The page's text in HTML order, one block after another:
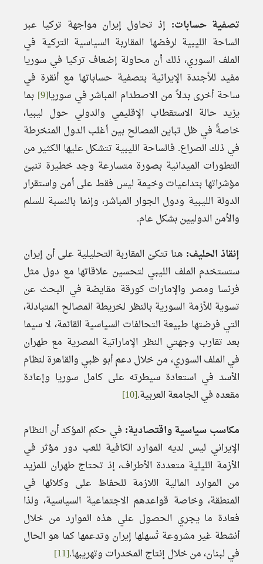
تصفية حسابات: إذ تحاول إيران مواجهة تركيا عبر
الساحة الليبية لرفضها المقاربة السياسية التركية في
الملف السوري، ذلك أن محاولة إضعاف تركيا في سوريا
مفيد للأجندة الإيرانية بتصفية حساباتها مع أنقرة في
ساحة أخرى بدلاً من الاصطدام المباشر في سوريا[9]
بما
يزيد حالة الاستقطاب الإقليمي والدولي حول ليبيا،
خاصةً في ظل تباين المصالح بين أغلب الدول المنخرطة
في ذلك الصراع. فالساحة الليبية تتشكل عليها الكثير من
التطورات الميدانية بصورة متسارعة وجد خطيرة تنبئ
مؤشراتها بتداعيات وخيمة ليس فقط على أمن واستقرار
الدولة الليبية ودول الجوار المباشر، وإنما بالنسبة للسلم
والأمن الدوليين بشكل عام.
إنقاذ الحليف: هنا تتكئ المقاربة التحليلية على أن إيران
ستستخدم الملف الليبي لتحسين علاقاتها مع دول مثل
فرنسا ومصر والإمارات كورقة مقايضة في البحث عن
تسوية للأزمة السورية بالنظر لخريطة المصالح المتبادلة،
التي فرضتها طبيعة التحالفات السياسية القائمة، لا سيما
بعد تقارب وجهتي النظر الإماراتية المصرية مع طهران
في الملف السوري، من خلال دعم أبو ظبي والقاهرة لنظام
الأسد في استعادة سيطرته على كامل سوريا وإعادة
مقعده في الجامعة العربية.[10]
مكاسب سياسية واقتصادية: في حكم المؤكد أن النظام
الإيراني ليس لديه الموارد الكافية للعب دور مؤثر في
الأزمة الليلية متعددة الأطراف، إذ تحتاج طهران للمزيد
من الموارد المالية اللازمة للحفاظ على وكلائها في
المنطقة، وخاصة قواعدهم الاجتماعية السياسية، ولذا
فعادة ما يجري الحصول علي هذه الموارد من خلال
أنشطة غير مشروعة تُسهلها إيران وتدعمها كما هو الحال
في لبنان، من خلال إنتاج المخدرات وتهريبها.[11]